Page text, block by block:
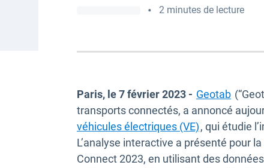
• 2 minutes de lecture
Paris, le 7 février 2023 - Geotab
transports connectés, a annoncé
véhicules électriques (VE), qui étudie
L’analyse interactive a présenté pour
Connect 2023, en utilisant des